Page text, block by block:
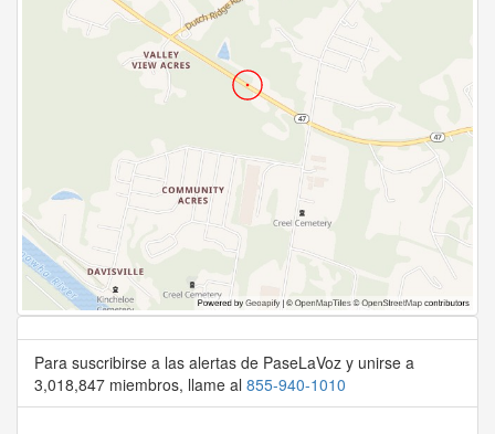
Para suscribirse a las alertas de PaseLaVoz y unirse a
3,018,847 miembros, llame al 855-940-1010